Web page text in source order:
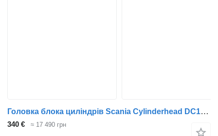
Головка блока циліндрів Scania Cylinderhead DC13 148 450 2294618 до вантажівки Scania
340 € ≈ 17 490 грн